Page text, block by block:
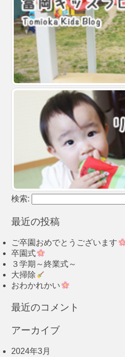
検索:
最近の投稿
ご卒園おめでとうございます
卒園式
３学期～終業式～
大掃除
おわかれかい
最近のコメント
アーカイブ
2024年3月